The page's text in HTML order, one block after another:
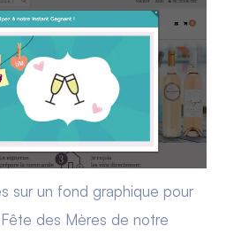
sur un fond graphique pour
des Mères de notre